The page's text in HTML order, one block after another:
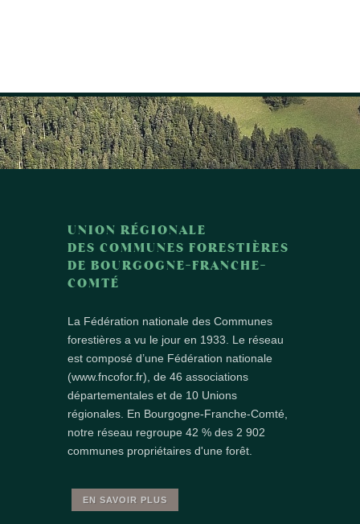
UNION RÉGIONALE
DES COMMUNES FORESTIÈRES
DE BOURGOGNE-FRANCHE-
COMTÉ
La Fédération nationale des Communes
forestières a vu le jour en 1933. Le réseau
est composé d’une Fédération nationale
(www.fncofor.fr), de 46 associations
départementales et de 10 Unions
régionales. En Bourgogne-Franche-Comté,
notre réseau regroupe 42 % des 2 902
communes propriétaires d'une forêt.
EN SAVOIR PLUS